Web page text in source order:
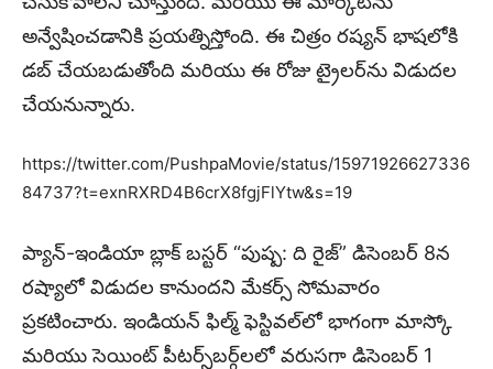
అన్వేషించడానికి ప్రయత్నిస్తోంది. ఈ చిత్రం రష్యన్ భాషలోకి
డబ్ చేయబడుతోంది మరియు ఈ రోజు ట్రైలర్‌ను విడుదల
చేయనున్నారు.
https://twitter.com/PushpaMovie/status/15971926627336
84737?t=exnRXRD4B6crX8fgjFlYtw&s=19
ప్యాన్-ఇండియా బ్లాక్ బస్టర్ “పుష్ప: ది రైజ్” డిసెంబర్ 8న
రష్యాలో విడుదల కానుందని మేకర్స్ సోమవారం
ప్రకటించారు. ఇండియన్ ఫిల్మ్ ఫెస్టివల్‌లో భాగంగా మాస్కో
మరియు సెయింట్ పీటర్స్‌బర్గ్‌లలో వరుసగా డిసెంబర్ 1